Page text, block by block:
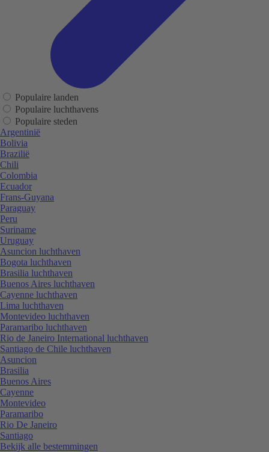
Populaire landen
Populaire luchthavens
Populaire steden
Argentinië
Bolivia
Brazilië
Chili
Colombia
Ecuador
Frans-Guyana
Paraguay
Peru
Suriname
Uruguay
Asuncion luchthaven
Bogota luchthaven
Brasilia luchthaven
Buenos Aires luchthaven
Cayenne luchthaven
Lima luchthaven
Montevideo luchthaven
Paramaribo luchthaven
Rio de Janeiro International luchthaven
Santiago de Chile luchthaven
Asuncion
Brasilia
Buenos Aires
Cayenne
Montevideo
Paramaribo
Rio De Janeiro
Santiago
Bekijk alle bestemmingen